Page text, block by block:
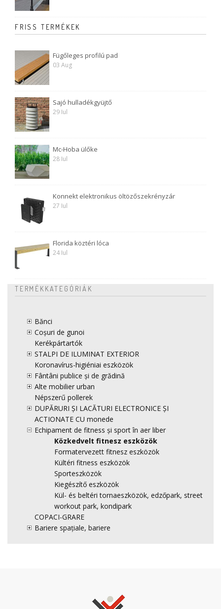
FRISS TERMÉKEK
Fügőleges profilú pad
03 Aug
Sajó hulladékgyüjtő
29 Iul
Mc-Hoba ülőke
28 Iul
Konnekt elektronikus öltözőszekrényzár
27 Iul
Florida köztéri lóca
24 Iul
TERMÉKKATEGÓRIÁK
Bănci
Coșuri de gunoi
Kerékpártartók
STALPI DE ILUMINAT EXTERIOR
Koronavírus-higiéniai eszközök
Fântâni publice și de grădină
Alte mobilier urban
Népszerű pollerek
DUPĂRURI ȘI LACĂTURI ELECTRONICE ȘI
ACTIONATE CU monede
Echipament de fitness și sport în aer liber
Közkedvelt fitnesz eszközök
Formatervezett fitnesz eszközök
Kültéri fitness eszközök
Sporteszközök
Kiegészítő eszközök
Kül- és beltéri tornaeszközök, edzőpark, street
workout park, kondipark
COPACI-GRARE
Bariere spațiale, bariere